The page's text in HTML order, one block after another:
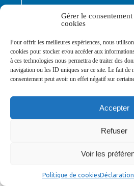
Gérer le consentement
cookies
Pour offrir les meilleures expériences, nous
cookies pour stocker et/ou accéder aux
à ces technologies nous permettra de traiter des
navigation ou les ID uniques sur ce site. Le fait de
consentement peut avoir un effet négatif sur
Accepter
Refuser
Voir les
Politique de cookies
© Ville de Saint-Jean-
Ma mairie
Découvrir la
Services publics
Contact
Plan du site
Données